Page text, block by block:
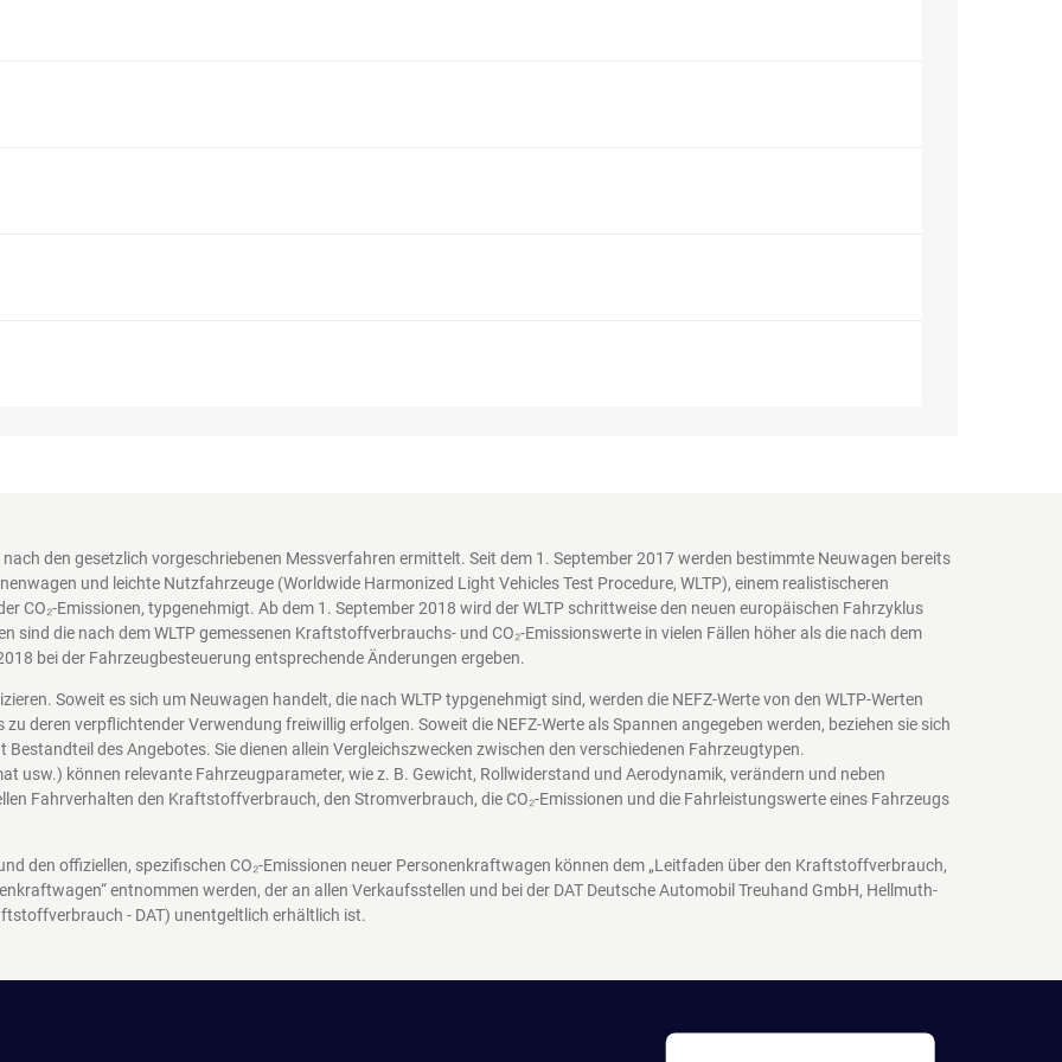
den gesetzlich vorgeschriebenen Messverfahren ermittelt. Seit dem 1. September 2017 werden bestimmte Neuwagen bereits
und leichte Nutzfahrzeuge (Worldwide Harmonized Light Vehicles Test Procedure, WLTP), einem realistischeren
Emissionen, typgenehmigt. Ab dem 1. September 2018 wird der WLTP schrittweise den neuen europäischen Fahrzyklus
sind die nach dem WLTP gemessenen Kraftstoffverbrauchs- und CO₂-Emissionswerte in vielen Fällen höher als die nach dem
bei der Fahrzeugbesteuerung entsprechende Änderungen ergeben.
Soweit es sich um Neuwagen handelt, die nach WLTP typgenehmigt sind, werden die NEFZ-Werte von den WLTP-Werten
deren verpflichtender Verwendung freiwillig erfolgen. Soweit die NEFZ-Werte als Spannen angegeben werden, beziehen sie sich
des Angebotes. Sie dienen allein Vergleichszwecken zwischen den verschiedenen Fahrzeugtypen.
usw.) können relevante Fahrzeugparameter, wie z. B. Gewicht, Rollwiderstand und Aerodynamik, verändern und neben
Fahrverhalten den Kraftstoffverbrauch, den Stromverbrauch, die CO₂-Emissionen und die Fahrleistungswerte eines Fahrzeugs
den offiziellen, spezifischen CO₂-Emissionen neuer Personenkraftwagen können dem „Leitfaden über den Kraftstoffverbrauch,
entnommen werden, der an allen Verkaufsstellen und bei der DAT Deutsche Automobil Treuhand GmbH, Hellmuth-
- DAT) unentgeltlich erhältlich ist.